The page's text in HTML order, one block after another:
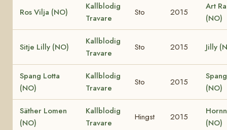
Ros Vilja (NO)
Kallblodig
Travare
Sto 2015
Art
(NO)
Sitje Lilly (NO)
Kallblodig
Travare
Sto 2015 Jilly
Spang Lotta
(NO)
Kallblodig
Travare
Sto 2015
(NO)
Säther Lomen
(NO)
Kallblodig
Travare
Hingst 2015
(NO)